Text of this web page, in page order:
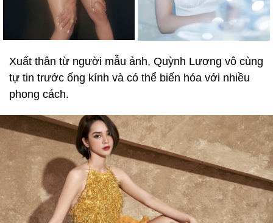
Xuất thân từ người mẫu ảnh, Quỳnh Lương vô cùng
tự tin trước ống kính và có thể biến hóa với nhiều
phong cách.